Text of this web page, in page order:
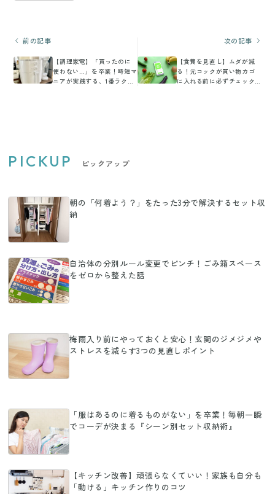
前の記事
【調理家電】「買ったのに
使わない…」を卒業！時短マ
ニアが実践する、1番ラクな
次の記事
【食費を見直し】ムダが減
る！元コックが買い物カゴ
に入れる前に必ずチェック
PICKUP ピックアップ
朝の「何着よう？」をたった3分で解決するセット収
納
自治体の分別ルール変更でピンチ！ごみ箱スペース
をゼロから整えた話
梅雨入り前にやっておくと安心！玄関のジメジメや
ストレスを減らす3つの見直しポイント
「服はあるのに着るものがない」を卒業！毎朝一瞬
でコーデが決まる『シーン別セット収納術』
【キッチン改善】頑張らなくていい！家族も自分も
「動ける」キッチン作りのコツ